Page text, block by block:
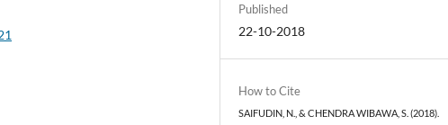
Published
22-10-2018
How to Cite
SAIFUDIN, N., & CHENDRA WIBAWA, S. (2018).